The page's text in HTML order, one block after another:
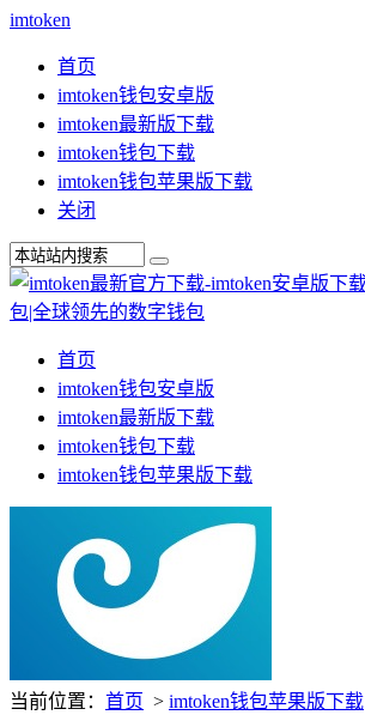
imtoken
首页
imtoken钱包安卓版
imtoken最新版下载
imtoken钱包下载
imtoken钱包苹果版下载
关闭
首页
imtoken钱包安卓版
imtoken最新版下载
imtoken钱包下载
imtoken钱包苹果版下载
当前位置： 首页 > imtoken钱包苹果版下载